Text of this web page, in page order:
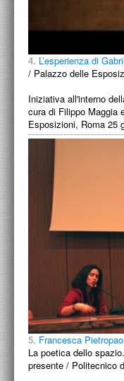
4. L’esperienza di
/ Palazzo delle
Iniziativa all'interno
cura di Filippo Maggia
Esposizioni, Roma 25
5. Francesca
La poetica dello
presente / Politecnico